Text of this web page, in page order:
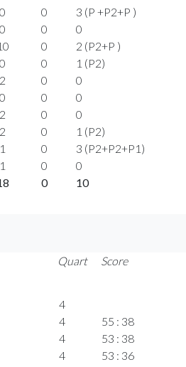
0 0
3 (P +P2+P )
0 0
0
0
2 (P2+P )
0 0
1 (P2)
2 0
0
0 0
0
2 0
0
2 0
1 (P2)
1 0
3 (P2+P2+P1)
1 0
0
0 10
Quart Score
4
4 55 : 38
4 53 : 38
4 53 : 36